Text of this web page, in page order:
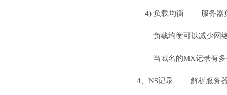
4) 负载均衡 服务器负载
负载均衡可以减少网络
当域名的MX记录有多个
4、NS记录 解析服务器